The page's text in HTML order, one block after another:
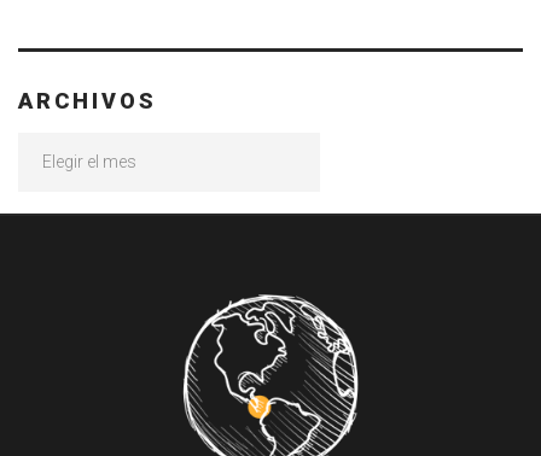
ARCHIVOS